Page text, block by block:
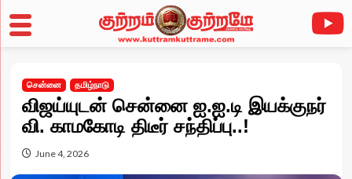
to
content
சென்னை தமிழ்நாடு
விஜய்யுடன் சென்னை ஐ.ஐ.டி இயக்குநர்
வி. காமகோடி திடீர் சந்திப்பு..!
June 4, 2026